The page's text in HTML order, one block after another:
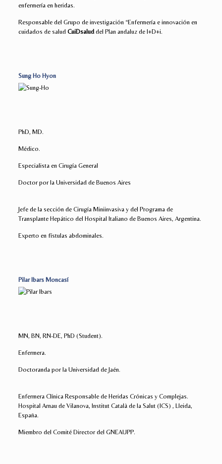
enfermería en heridas.
Responsable del Grupo de investigación “Enfermería e innovación en
cuidados de salud CuiDsaluddel Plan andaluz de I+D+i.
Sung Ho Hyon
PhD, MD.
Médico.
Especialista en Cirugía General
Doctor por la Universidad de Buenos Aires
Jefe de la sección de Cirugía Miniinvasiva y del Programa de
Transplante Hepático del Hospital Italiano de Buenos Aires, Argentina.
Experto en fístulas abdominales.
Pilar Ibars Moncasí
MN, BN, RN-DE, PhD (Student).
Enfermera.
Doctoranda por la Universidad de Jaén.
Enfermera Clínica Responsable de Heridas Crónicas y Complejas.
Hospital Arnau de Vilanova, Institut Català de la Salut (ICS) , Lleida,
España.
Miembro del Comité Director del GNEAUPP.